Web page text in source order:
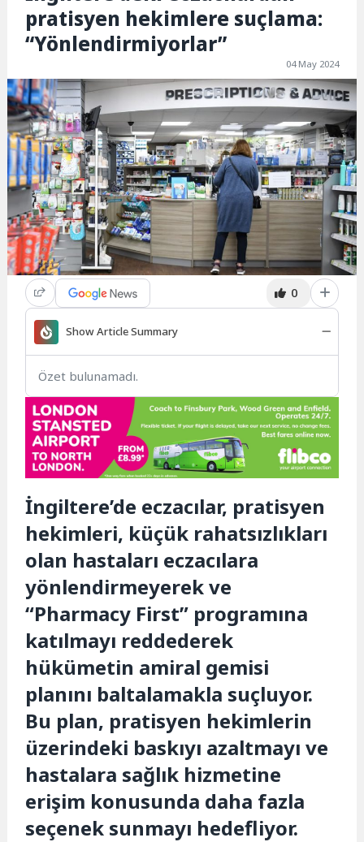
pratisyen hekimlere suçlama:
“Yönlendirmiyorlar”
04 May 2024
0
Show Article Summary
Özet bulunamadı.
İngiltere’de eczacılar, pratisyen
hekimleri, küçük rahatsızlıkları
olan hastaları eczacılara
yönlendirmeyerek ve
“Pharmacy First” programına
katılmayı reddederek
hükümetin amiral gemisi
planını baltalamakla suçluyor.
Bu plan, pratisyen hekimlerin
üzerindeki baskıyı azaltmayı ve
hastalara sağlık hizmetine
erişim konusunda daha fazla
seçenek sunmayı hedefliyor.